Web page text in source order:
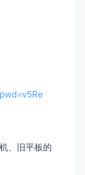
、旧平板的